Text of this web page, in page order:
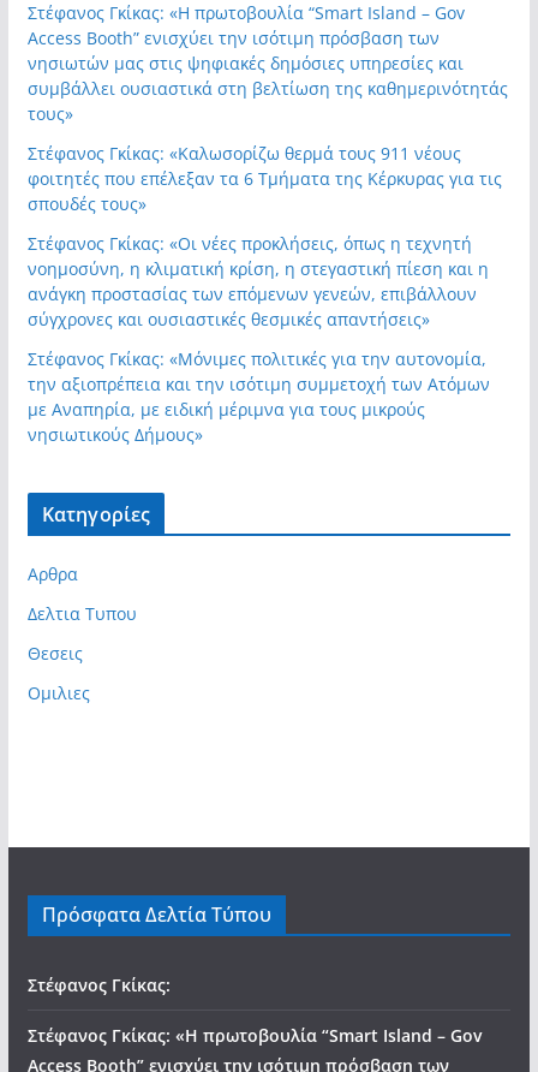
Στέφανος Γκίκας: «Η πρωτοβουλία “Smart Island – Gov
Access Booth” ενισχύει την ισότιμη πρόσβαση των
νησιωτών μας στις ψηφιακές δημόσιες υπηρεσίες και
συμβάλλει ουσιαστικά στη βελτίωση της καθημερινότητάς
τους»
Στέφανος Γκίκας: «Καλωσορίζω θερμά τους 911 νέους
φοιτητές που επέλεξαν τα 6 Τμήματα της Κέρκυρας για τις
σπουδές τους»
Στέφανος Γκίκας: «Οι νέες προκλήσεις, όπως η τεχνητή
νοημοσύνη, η κλιματική κρίση, η στεγαστική πίεση και η
ανάγκη προστασίας των επόμενων γενεών, επιβάλλουν
σύγχρονες και ουσιαστικές θεσμικές απαντήσεις»
Στέφανος Γκίκας: «Μόνιμες πολιτικές για την αυτονομία,
την αξιοπρέπεια και την ισότιμη συμμετοχή των Ατόμων
με Αναπηρία, με ειδική μέριμνα για τους μικρούς
νησιωτικούς Δήμους»
Kατηγορίες
Αρθρα
Δελτια Τυπου
Θεσεις
Ομιλιες
Πρόσφατα Δελτία Τύπου
Στέφανος Γκίκας:
Στέφανος Γκίκας: «Η πρωτοβουλία “Smart Island – Gov
Access Booth” ενισχύει την ισότιμη πρόσβαση των